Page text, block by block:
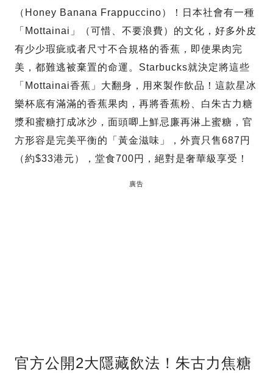
（Honey Banana Frappuccino）！日本社會有一種
「Mottainai」（可惜、不要浪費）的文化，好多外皮
有少少瑕疵或者尺寸不合規格的香蕉，即使果肉完
美，都難逃被棄置的命運。Starbucks就決定將這些
「Mottainai香蕉」大翻身，用來製作飲品！這款星冰
樂杯底有滿滿的香蕉果肉，再將香蕉粉、白朱古力糖
漿和蜜糖打成冰沙，面頭唧上鮮忌廉再淋上蜜糖，官
方形容是完美平衡的「黃金滋味」，外賣只售687円
（約$33港元），堂食700円，絕對是奢華級享受！
廣告
官方公開2大隱藏飲法！朱古力焦糖